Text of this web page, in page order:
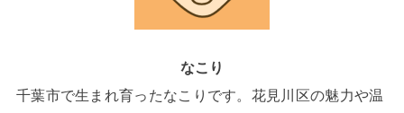
なこり
千葉市で生まれ育ったなこりです。花見川区の魅力や温